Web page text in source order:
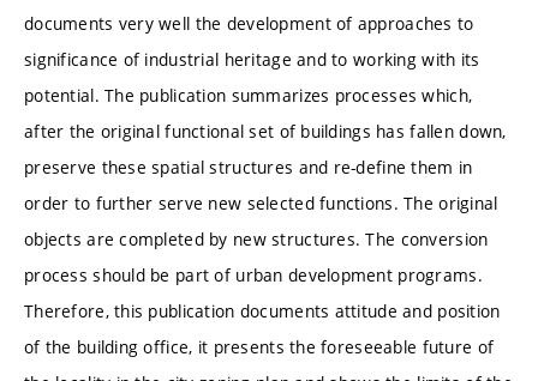
documents very well the development of approaches to
significance of industrial heritage and to working with its
potential. The publication summarizes processes which,
after the original functional set of buildings has fallen down,
preserve these spatial structures and re-define them in
order to further serve new selected functions. The original
objects are completed by new structures. The conversion
process should be part of urban development programs.
Therefore, this publication documents attitude and position
of the building office, it presents the foreseeable future of